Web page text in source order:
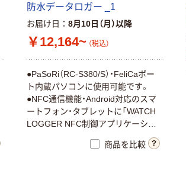
防水データロガー _1
お届け日 8月10日（月）以降
￥12,164~ （税込）
●PaSoRi（RC-S380/S）・FeliCaポー
ト内蔵パソコンに使用可能です。
●NFC通信機能・Android対応のスマ
ートフォン・タブレットに「WATCH
LOGGER NFC制御アプリケーショ
ン」をインストールし利用可能です。
●測定データをレポート形式でプリ
商品を比較